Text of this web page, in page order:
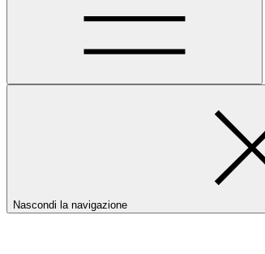
Nascondi la navigazione